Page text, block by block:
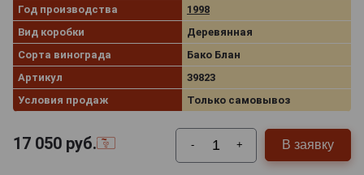
Год производства
1998
Вид коробки
Деревянная
Сорта винограда
Бако Блан
Артикул
39823
Условия продаж
Только самовывоз
17 050 руб. - + В заявку